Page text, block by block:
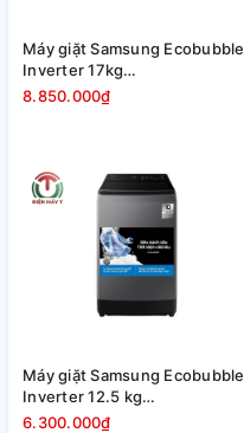
Máy giặt Samsung Ecobubble
Inverter 17kg
WA40F17E7CSV
8.850.000₫
Máy giặt Samsung Ecobubble
Inverter 12.5 kg
WA40F12E4LSV
6.300.000₫